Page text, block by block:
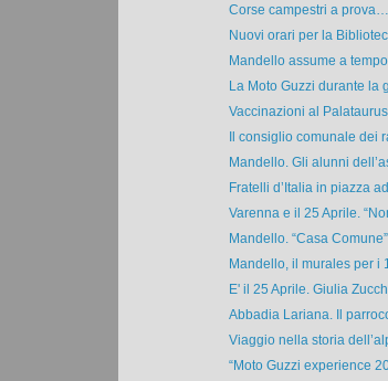
Corse campestri a prova…
Nuovi orari per la
Mandello assume a
La Moto Guzzi durante la
Vaccinazioni al
Il consiglio comunale dei
Mandello. Gli alunni
Fratelli d’Italia in piazza
Varenna e il 25 Aprile.
Mandello. “Casa
Mandello, il murales per i
E' il 25 Aprile. Giulia
Abbadia Lariana. Il
Viaggio nella storia
“Moto Guzzi experience